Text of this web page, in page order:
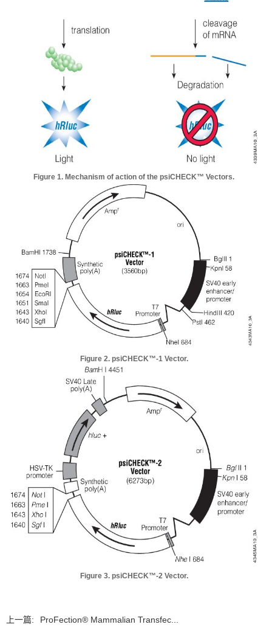
Figure 1. Mechanism of action of the psiCHECK™ Vectors.
Figure 2. psiCHECK™-1 Vector.
Figure 3. psiCHECK™-2 Vector.
上一篇: ProFection® Mammalian Transfec...